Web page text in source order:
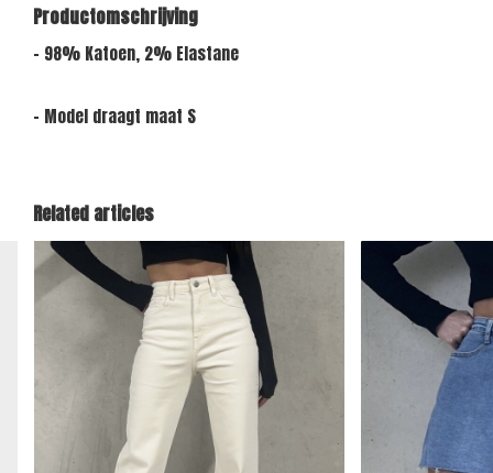
Productomschrijving
- 98% Katoen, 2% Elastane
- Model draagt maat S
Related articles